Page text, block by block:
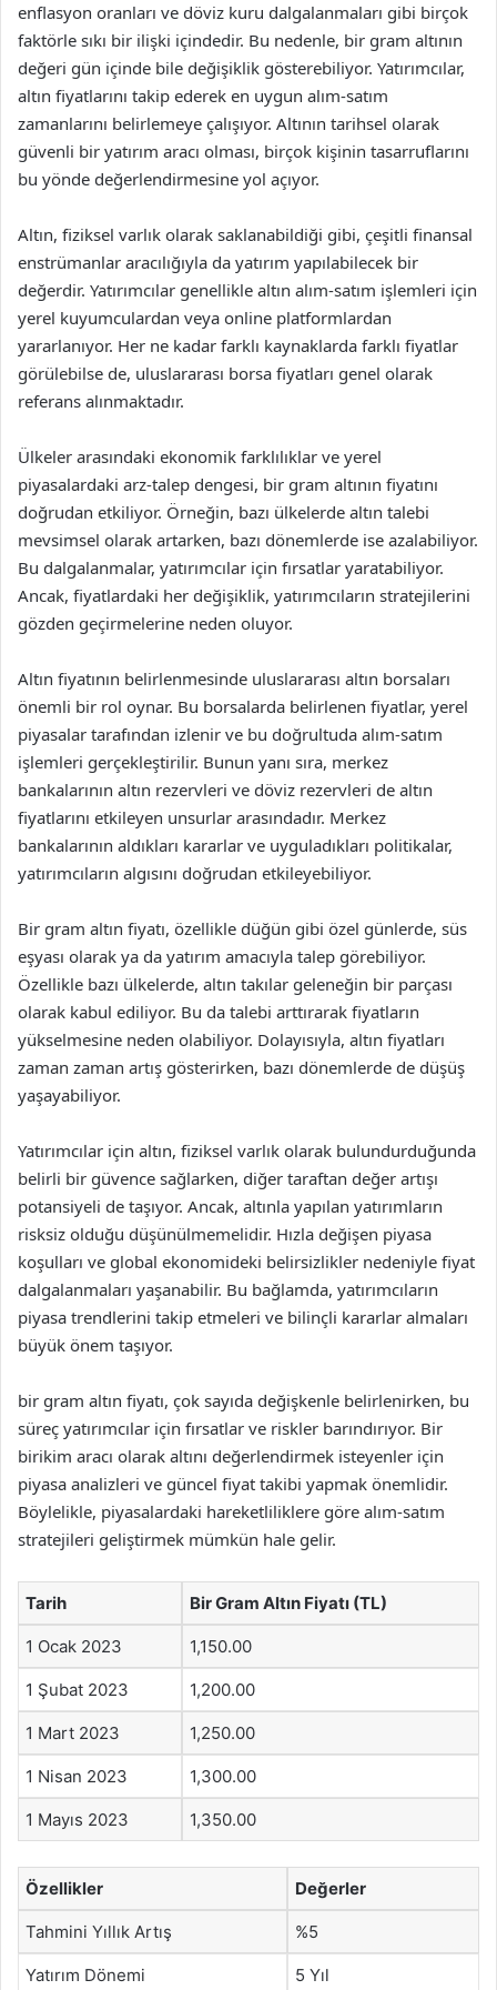
enflasyon oranları ve döviz kuru dalgalanmaları gibi birçok
faktörle sıkı bir ilişki içindedir. Bu nedenle, bir gram altının
değeri gün içinde bile değişiklik gösterebiliyor. Yatırımcılar,
altın fiyatlarını takip ederek en uygun alım-satım
zamanlarını belirlemeye çalışıyor. Altının tarihsel olarak
güvenli bir yatırım aracı olması, birçok kişinin tasarruflarını
bu yönde değerlendirmesine yol açıyor.
Altın, fiziksel varlık olarak saklanabildiği gibi, çeşitli finansal
enstrümanlar aracılığıyla da yatırım yapılabilecek bir
değerdir. Yatırımcılar genellikle altın alım-satım işlemleri için
yerel kuyumculardan veya online platformlardan
yararlanıyor. Her ne kadar farklı kaynaklarda farklı fiyatlar
görülebilse de, uluslararası borsa fiyatları genel olarak
referans alınmaktadır.
Ülkeler arasındaki ekonomik farklılıklar ve yerel
piyasalardaki arz-talep dengesi, bir gram altının fiyatını
doğrudan etkiliyor. Örneğin, bazı ülkelerde altın talebi
mevsimsel olarak artarken, bazı dönemlerde ise azalabiliyor.
Bu dalgalanmalar, yatırımcılar için fırsatlar yaratabiliyor.
Ancak, fiyatlardaki her değişiklik, yatırımcıların stratejilerini
gözden geçirmelerine neden oluyor.
Altın fiyatının belirlenmesinde uluslararası altın borsaları
önemli bir rol oynar. Bu borsalarda belirlenen fiyatlar, yerel
piyasalar tarafından izlenir ve bu doğrultuda alım-satım
işlemleri gerçekleştirilir. Bunun yanı sıra, merkez
bankalarının altın rezervleri ve döviz rezervleri de altın
fiyatlarını etkileyen unsurlar arasındadır. Merkez
bankalarının aldıkları kararlar ve uyguladıkları politikalar,
yatırımcıların algısını doğrudan etkileyebiliyor.
Bir gram altın fiyatı, özellikle düğün gibi özel günlerde, süs
eşyası olarak ya da yatırım amacıyla talep görebiliyor.
Özellikle bazı ülkelerde, altın takılar geleneğin bir parçası
olarak kabul ediliyor. Bu da talebi arttırarak fiyatların
yükselmesine neden olabiliyor. Dolayısıyla, altın fiyatları
zaman zaman artış gösterirken, bazı dönemlerde de düşüş
yaşayabiliyor.
Yatırımcılar için altın, fiziksel varlık olarak bulundurduğunda
belirli bir güvence sağlarken, diğer taraftan değer artışı
potansiyeli de taşıyor. Ancak, altınla yapılan yatırımların
risksiz olduğu düşünülmemelidir. Hızla değişen piyasa
koşulları ve global ekonomideki belirsizlikler nedeniyle fiyat
dalgalanmaları yaşanabilir. Bu bağlamda, yatırımcıların
piyasa trendlerini takip etmeleri ve bilinçli kararlar almaları
büyük önem taşıyor.
bir gram altın fiyatı, çok sayıda değişkenle belirlenirken, bu
süreç yatırımcılar için fırsatlar ve riskler barındırıyor. Bir
birikim aracı olarak altını değerlendirmek isteyenler için
piyasa analizleri ve güncel fiyat takibi yapmak önemlidir.
Böylelikle, piyasalardaki hareketliliklere göre alım-satım
stratejileri geliştirmek mümkün hale gelir.
Tarih Bir Gram Altın Fiyatı (TL)
1 Ocak 2023 1,150.00
1 Şubat 2023 1,200.00
1 Mart 2023 1,250.00
1 Nisan 2023 1,300.00
1 Mayıs 2023 1,350.00
Özellikler Değerler
Tahmini Yıllık Artış %5
Yatırım Dönemi 5 Yıl